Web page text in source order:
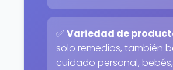
✅ Variedad de
solo remedios, también
cuidado personal,